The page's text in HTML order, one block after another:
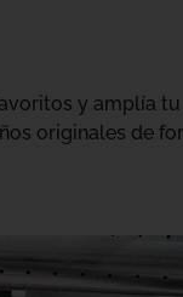
y amplía
originales de